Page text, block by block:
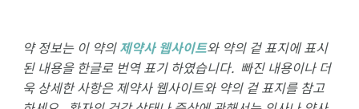
약 정보는 이 약의제약사 웹사이트와 약의 겉 표지에 표시
된 내용을 한글로 번역 표기 하였습니다. 빠진 내용이나 더
욱 상세한 사항은 제약사 웹사이트와 약의 겉 표지를 참고